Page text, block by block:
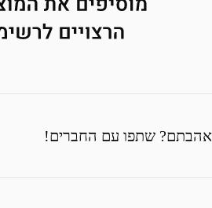
אהבתם? שתפו עם החברים!